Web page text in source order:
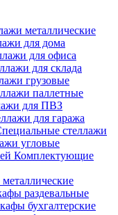
металлические
для дома
для офиса
для склада
грузовые
паллетные
для ПВЗ
для гаража
стеллажи
угловые
Комплектующие
раздевальные
бухгалтерские